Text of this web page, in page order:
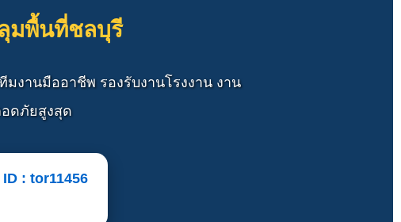
มพื้นที่ชลบุรี
งานมืออาชีพ รองรับงานโรงงาน งาน
อดภัยสูงสุด
ID : tor11456